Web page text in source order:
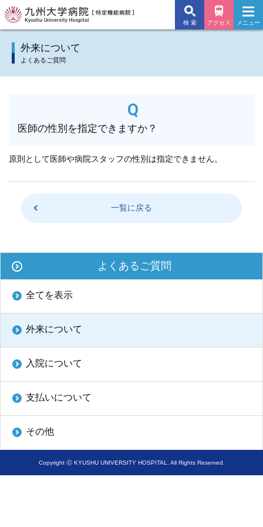
検 索 アクセス
九州大学病院TOP
診療科
施設・サービス
交通アクセス
学内向け情報
ご意見
採用情報
本院の先進医療
最新の歯科治療
サイトマップ
メニュー
外来について
よくあるご質問
医師の性別を指定できますか？
原則として医師や病院スタッフの性別は指定できません。
一覧に戻る
よくあるご質問
全てを表示
外来について
入院について
支払いについて
その他
Copyright ⓒ KYUSHU UNIVERSITY HOSPITAL. All Rights Reserved.